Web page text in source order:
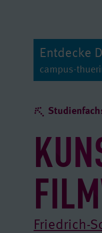
Entdecke
campus-
Friedrich-